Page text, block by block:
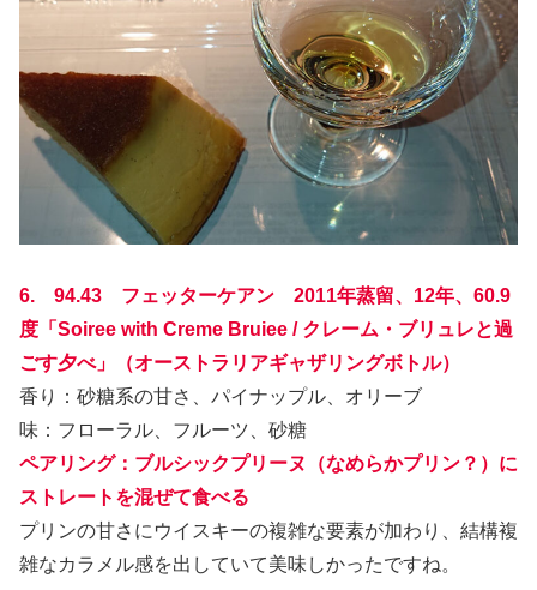
6. 94.43 フェッターケアン 2011年蒸留、12年、60.9
度「Soiree with Creme Bruiee / クレーム・ブリュレと過
ごす夕べ」（オーストラリアギャザリングボトル）
香り：砂糖系の甘さ、パイナップル、オリーブ
味：フローラル、フルーツ、砂糖
ペアリング：ブルシックプリーヌ（なめらかプリン？）に
ストレートを混ぜて食べる
プリンの甘さにウイスキーの複雑な要素が加わり、結構複
雑なカラメル感を出していて美味しかったですね。